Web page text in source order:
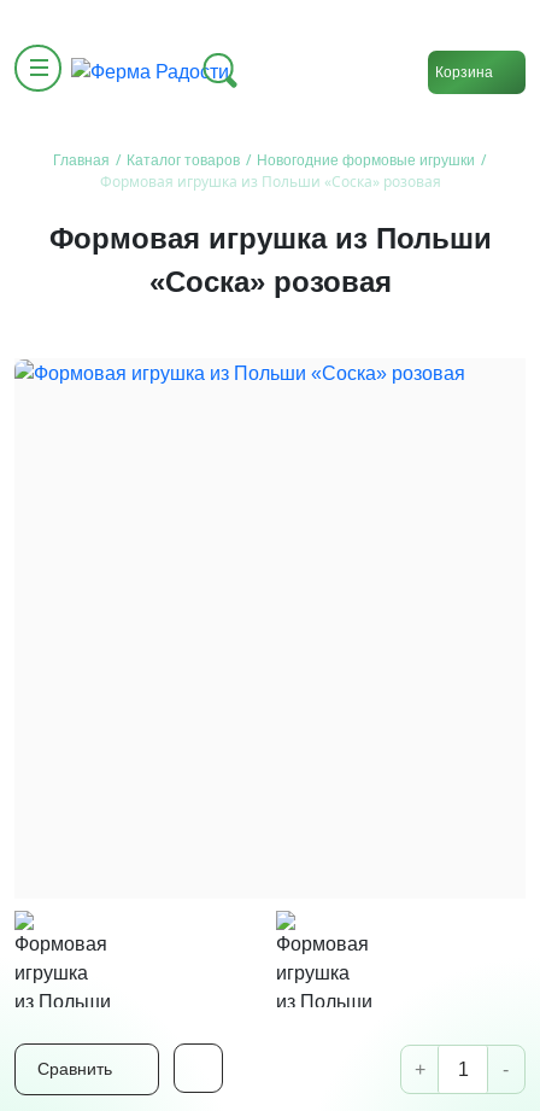
Корзина
Главная / Каталог товаров / Новогодние формовые игрушки /
Формовая игрушка из Польши «Соска» розовая
Формовая игрушка из Польши
«Соска» розовая
Сравнить + -